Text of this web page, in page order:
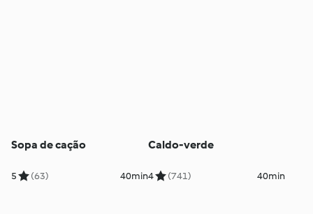
Sopa de cação
5 (63) 40min
Caldo-verde
4 (741) 40min